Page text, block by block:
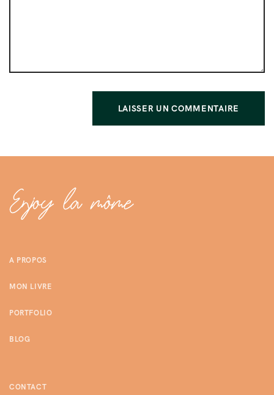
A PROPOS
MON LIVRE
PORTFOLIO
BLOG
CONTACT